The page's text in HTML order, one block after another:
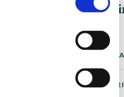
3.706,-